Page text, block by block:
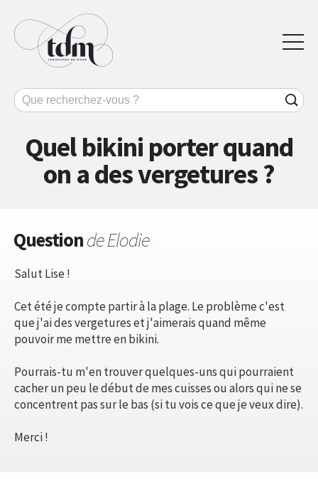
Quel bikini porter quand
on a des vergetures ?
Questionde Elodie
Salut Lise !
Cet été je compte partir à la plage. Le problème c'est
que j'ai des vergetures et j'aimerais quand même
pouvoir me mettre en bikini.
Pourrais-tu m'en trouver quelques-uns qui pourraient
cacher un peu le début de mes cuisses ou alors qui ne se
concentrent pas sur le bas (si tu vois ce que je veux dire).
Merci !